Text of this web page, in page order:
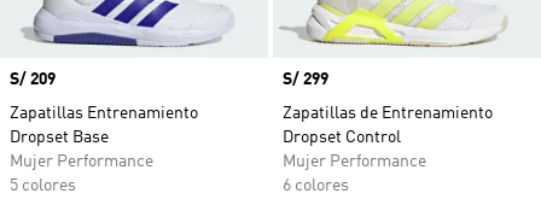
Precio
S/ 209
Zapatillas Entrenamiento
Dropset Base
Mujer Performance
5 colores
Precio
S/ 299
Zapatillas de Entrenamiento
Dropset Control
Mujer Performance
6 colores